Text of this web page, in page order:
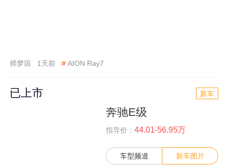
师梦琼 1天前 # AION Ray7
已上市 新车
奔驰E级
指导价： 44.01-56.95万
车型频道 新车图片